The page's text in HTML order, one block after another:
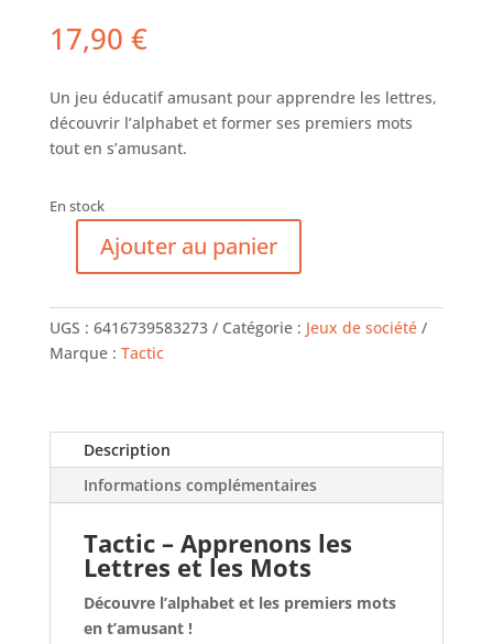
17,90 €
Un jeu éducatif amusant pour apprendre les lettres,
découvrir l’alphabet et former ses premiers mots
tout en s’amusant.
En stock
quantité
Apprenons
les
Lettres
Mots
Ajouter au panier
UGS : 6416739583273 Catégorie : Jeux de société
Marque : Tactic
Description
Informations complémentaires
Tactic – Apprenons les
Lettres et les Mots
Découvre l’alphabet et les premiers mots
en t’amusant !